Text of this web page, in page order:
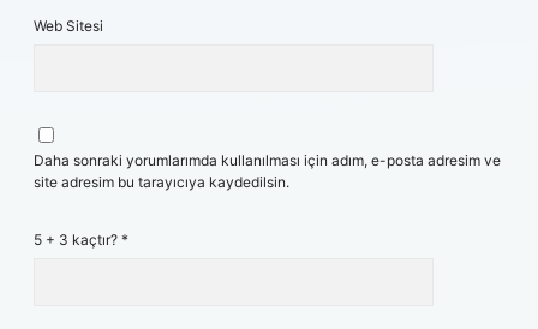
Web Sitesi
Daha sonraki yorumlarımda kullanılması için adım, e-posta adresim ve
site adresim bu tarayıcıya kaydedilsin.
5 + 3 kaçtır? *